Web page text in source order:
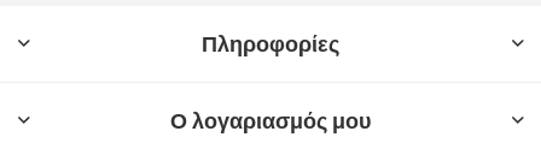
Πληροφορίες
Ο λογαριασμός μου